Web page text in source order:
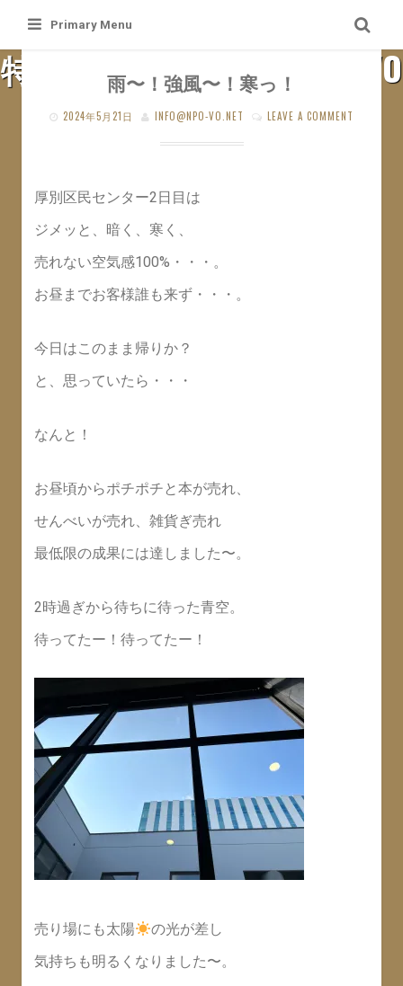
content
Primary Menu
特定非営利活動法人 札幌VO
雨〜！強風〜！寒っ！
2024年5月21日 INFO@NPO-VO.NET LEAVE A COMMENT
厚別区民センター2日目は
ジメッと、暗く、寒く、
売れない空気感100%・・・。
お昼までお客様誰も来ず・・・。
今日はこのまま帰りか？
と、思っていたら・・・
なんと！
お昼頃からポチポチと本が売れ、
せんべいが売れ、雑貨ぎ売れ
最低限の成果には達しました〜。
2時過ぎから待ちに待った青空。
待ってたー！待ってたー！
売り場にも太陽
の光が差し
気持ちも明るくなりました〜。